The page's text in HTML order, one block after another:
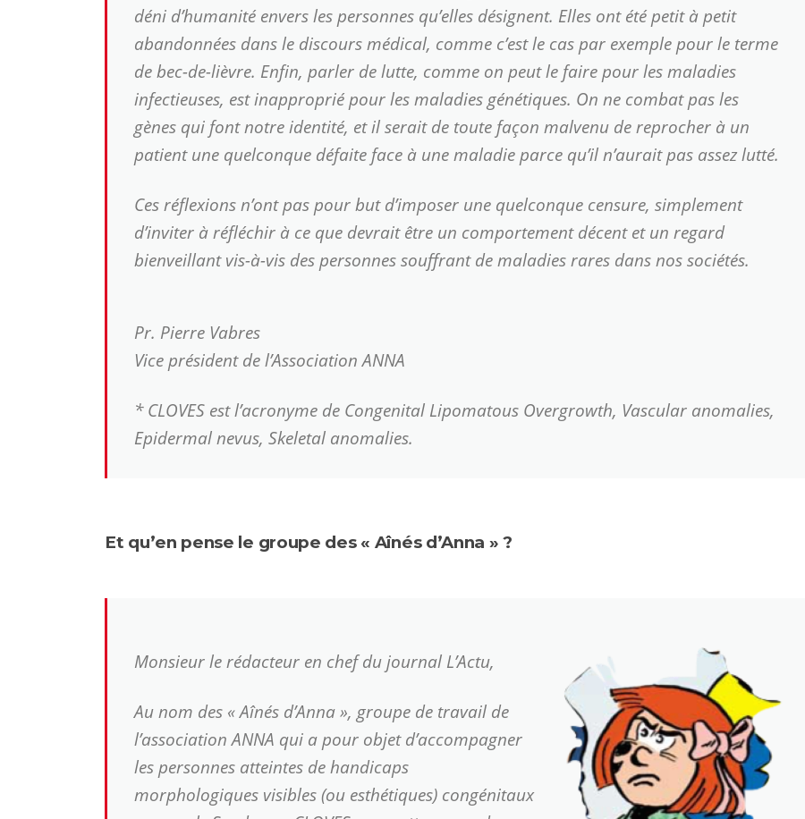
déni d’humanité envers les personnes qu’elles désignent. Elles ont été petit à petit
abandonnées dans le discours médical, comme c’est le cas par exemple pour le terme
de bec-de-lièvre. Enfin, parler de lutte, comme on peut le faire pour les maladies
infectieuses, est inapproprié pour les maladies génétiques. On ne combat pas les
gènes qui font notre identité, et il serait de toute façon malvenu de reprocher à un
patient une quelconque défaite face à une maladie parce qu’il n’aurait pas assez lutté.
Ces réflexions n’ont pas pour but d’imposer une quelconque censure, simplement
d’inviter à réfléchir à ce que devrait être un comportement décent et un regard
bienveillant vis-à-vis des personnes souffrant de maladies rares dans nos sociétés.
Pr. Pierre Vabres
Vice président de l’Association ANNA
* CLOVES est l’acronyme de Congenital Lipomatous Overgrowth, Vascular anomalies,
Epidermal nevus, Skeletal anomalies.
Et qu’en pense le groupe des « Aînés d’Anna » ?
Monsieur le rédacteur en chef du journal L’Actu,
Au nom des « Aînés d’Anna », groupe de travail de
l’association ANNA qui a pour objet d’accompagner
les personnes atteintes de handicaps
morphologiques visibles (ou esthétiques) congénitaux